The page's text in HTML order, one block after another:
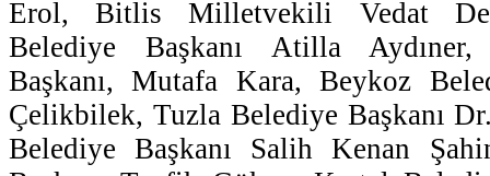
Erol, Bitlis Milletvekili Vedat
Belediye Başkanı Atilla
Başkanı, Mutafa Kara, Beykoz
Çelikbilek, Tuzla Belediye Başkanı
Belediye Başkanı Salih Kenan